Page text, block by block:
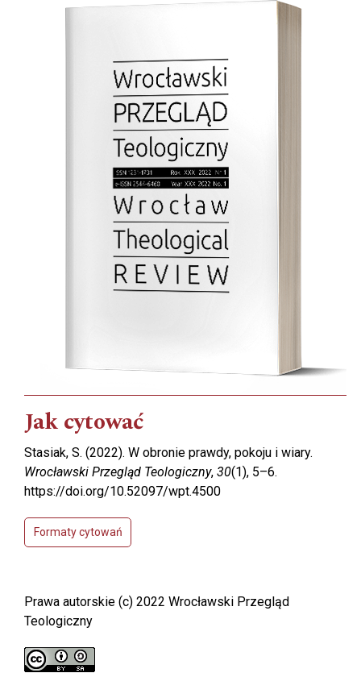
Jak cytować
Stasiak, S. (2022). W obronie prawdy, pokoju i wiary.
Wrocławski Przegląd Teologiczny, 30(1), 5–6.
https://doi.org/10.52097/wpt.4500
Formaty cytowań
Prawa autorskie (c) 2022 Wrocławski Przegląd
Teologiczny